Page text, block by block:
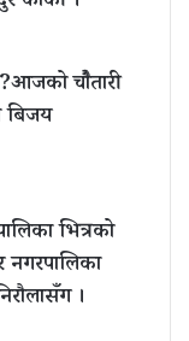
चौैतारी
बिजय
भित्रको
।